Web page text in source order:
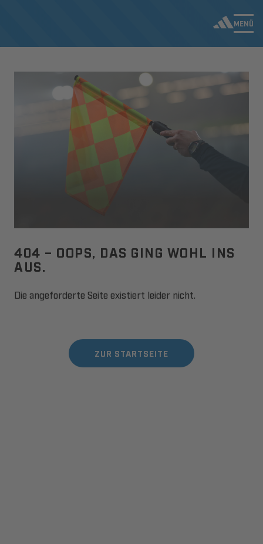
MENÜ
404 – OOPS, DAS GING WOHL INS
AUS.
Die angeforderte Seite existiert leider nicht.
ZUR STARTSEITE